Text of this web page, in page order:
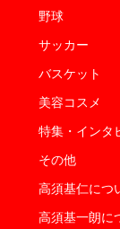
野球
サッカー
バスケット
美容コスメ
特集・インタ
その他
高須基仁につ
高須基一朗に